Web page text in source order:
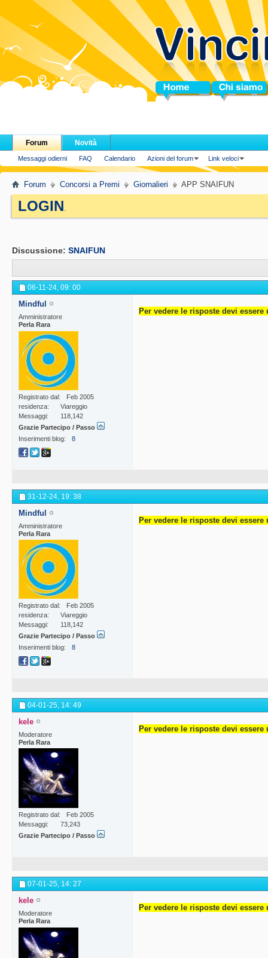
Home Chi siamo
Forum
Messaggi odierni FAQ Calendario Azioni del forum Link veloci
Novità
Forum Concorsi a Premi Giornalieri APP SNAIFUN
LOGIN.
Discussione: SNAIFUN
06-11-24, 09: 00
Mindful
Amministratore
Perla Rara
Registrato dal
Feb 2005
residenza
Viareggio
Messaggi
118,142
Grazie Partecipo / Passo
Inserimenti blog
8
Per vedere le risposte devi
31-12-24, 19: 38
Mindful
Amministratore
Perla Rara
Registrato dal
Feb 2005
residenza
Viareggio
Messaggi
118,142
Grazie Partecipo / Passo
Inserimenti blog
8
Per vedere le risposte devi essere
04-01-25, 14: 49
kele
Moderatore
Perla Rara
Registrato dal
Feb 2005
Messaggi
73,243
Grazie Partecipo / Passo
Per vedere le risposte devi
07-01-25, 14: 27
kele
Moderatore
Perla Rara
Per vedere le risposte devi